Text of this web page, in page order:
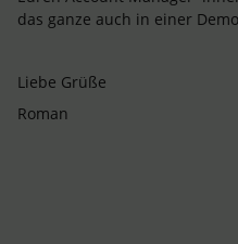
das ganze auch in einer
Liebe Grüße
Roman